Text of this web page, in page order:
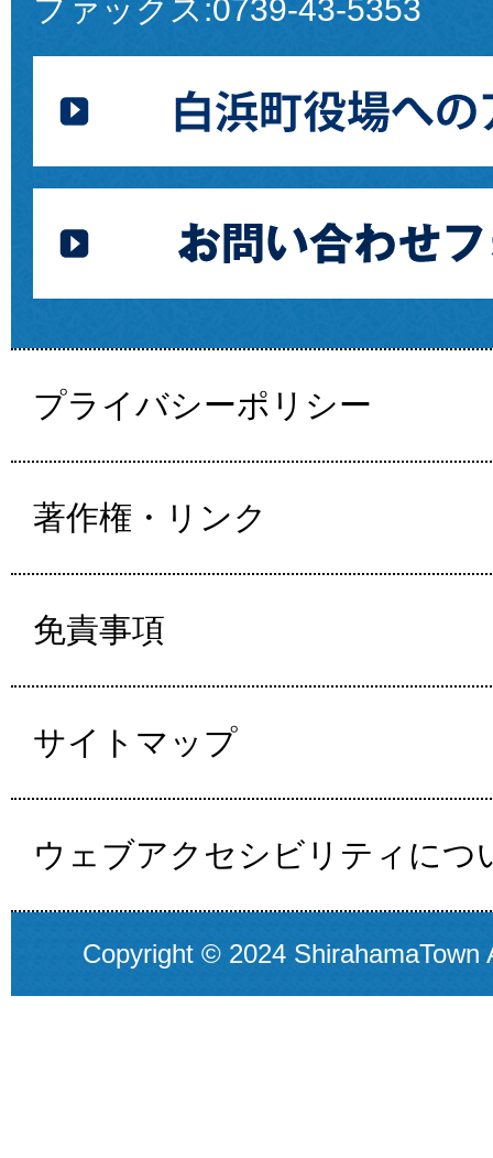
ファックス:0739-43-5353
プライバシーポリシー
著作権・リンク
免責事項
サイトマップ
ウェブアクセシビリティにつ
Copyright © 2024 ShirahamaTown